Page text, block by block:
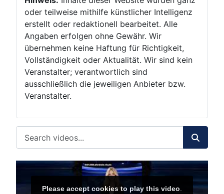
oder teilweise mithilfe künstlicher Intelligenz
erstellt oder redaktionell bearbeitet. Alle
Angaben erfolgen ohne Gewähr. Wir
übernehmen keine Haftung für Richtigkeit,
Vollständigkeit oder Aktualität. Wir sind kein
Veranstalter; verantwortlich sind
ausschließlich die jeweiligen Anbieter bzw.
Veranstalter.